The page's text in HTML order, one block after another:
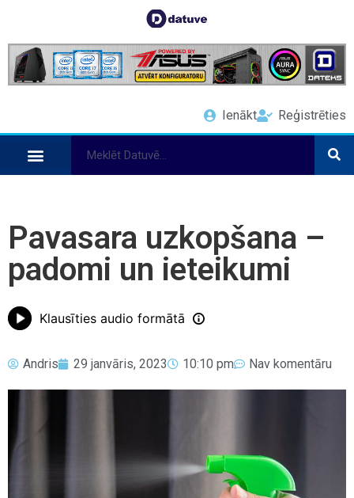
Ienākt Reģistrēties
Pavasara uzkopšana –
padomi un ieteikumi
Klausīties audio formātā
Andris 29 janvāris, 2023 10:10 pm Nav komentāru